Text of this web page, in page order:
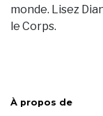
monde. Lisez
le Corps.
À propos de